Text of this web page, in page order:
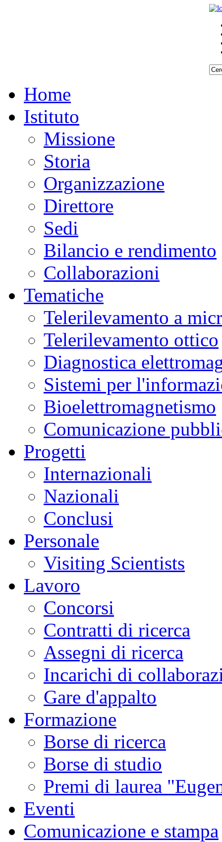
Home
Istituto
Missione
Storia
Organizzazione
Direttore
Sedi
Bilancio e rendimento
Collaborazioni
Tematiche
Telerilevamento a
Telerilevamento ottico
Diagnostica
Sistemi per
Bioelettromagnetismo
Comunicazione
Progetti
Internazionali
Nazionali
Conclusi
Personale
Visiting Scientists
Lavoro
Concorsi
Contratti di ricerca
Assegni di ricerca
Incarichi di
Gare d'appalto
Formazione
Borse di ricerca
Borse di studio
Premi di laurea
Eventi
Comunicazione e stampa